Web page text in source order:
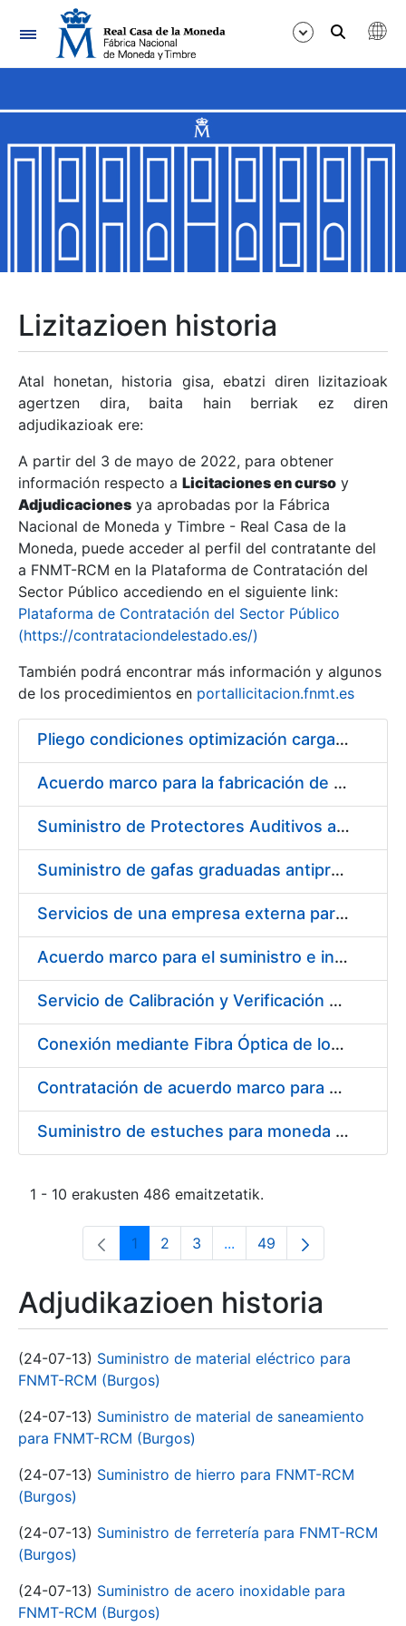
Nabigazioa
Erakutsi/Ezkutatu
Erakutsi/Ezkutatu
Erakutsi/Ezkutatu
Erakutsi/Ezkutatu
Erakutsi/Ezkutatu
Erakutsi/Ezkutatu
Erakutsi/Ezkutatu
Erakutsi/Ezkutatu
Lizitazioen historia
Atal honetan, historia gisa, ebatzi diren lizitazioak
agertzen dira, baita hain berriak ez diren
adjudikazioak ere:
A partir del 3 de mayo de 2022, para obtener
información respecto a Licitaciones en curso y
Adjudicaciones ya aprobadas por la Fábrica
Nacional de Moneda y Timbre - Real Casa de la
Moneda, puede acceder al perfil del contratante del
a FNMT-RCM en la Plataforma de Contratación del
Sector Público accediendo en el siguiente link:
Plataforma de Contratación del Sector Público
(https://contrataciondelestado.es/)
También podrá encontrar más información y algunos
de los procedimientos en portallicitacion.fnmt.es
Pliego condiciones optimización cargas compras firmado
Acuerdo marco para la fabricación de piezas
Suministro de Protectores Auditivos a medida para las personas trabajadoras de los Centros de Trabajo de Madrid y Burgos
Suministro de gafas graduadas antiproyecciones para los trabajadores de la FNMT-RCM en los centros de trabajo de Madrid y Burgos
Servicios de una empresa externa para el asesoramiento y resolución de los recursos de alzada que se presentan relacionados con procesos de selección para la FNMT-RCM
Acuerdo marco para el suministro e instalación de persianas, estores y otros complementos
Servicio de Calibración y Verificación Externa de los Equipos de Medición del Servicio de Prevención de la FNMT-RCM
Conexión mediante Fibra Óptica de los Centros de Proceso de Datos (CPDs) de las sedes de la FNMT-RCM de Burgos y Madrid
Contratación de acuerdo marco para el Suministro de Material de Electricidad para la Fábrica Nacional de Moneda y Timbre-Real Casa de la Moneda en su centro de trabajo de Burgos
Suministro de estuches para moneda de 30 €
1 - 10 erakusten 486 emaitzetatik.
Orrialdea
1 Orrialdea
2 Orrialdea
3 ...Intermediate Pages Use
Orrialdea
49
Adjudikazioen historia
(24-07-13) Suministro de material eléctrico para
FNMT-RCM (Burgos)
(24-07-13) Suministro de material de saneamiento
para FNMT-RCM (Burgos)
(24-07-13) Suministro de hierro para FNMT-RCM
(Burgos)
(24-07-13) Suministro de ferretería para FNMT-RCM
(Burgos)
(24-07-13) Suministro de acero inoxidable para
FNMT-RCM (Burgos)